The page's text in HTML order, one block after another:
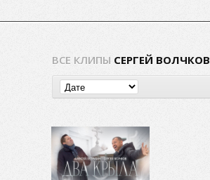
ВСЕ КЛИПЫ СЕРГЕЙ ВОЛЧКОВ